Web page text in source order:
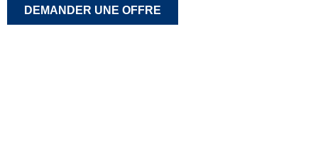
DEMANDER UNE OFFRE